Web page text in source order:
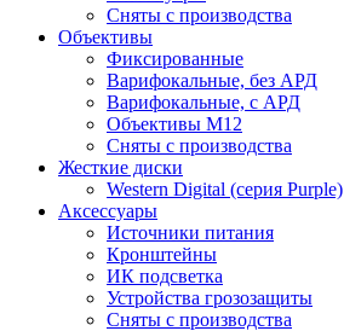
Сняты с производства
Объективы
Фиксированные
Варифокальные, без АРД
Варифокальные, с АРД
Объективы M12
Сняты с производства
Жесткие диски
Western Digital (серия Purple)
Аксессуары
Источники питания
Кронштейны
ИК подсветка
Устройства грозозащиты
Сняты с производства